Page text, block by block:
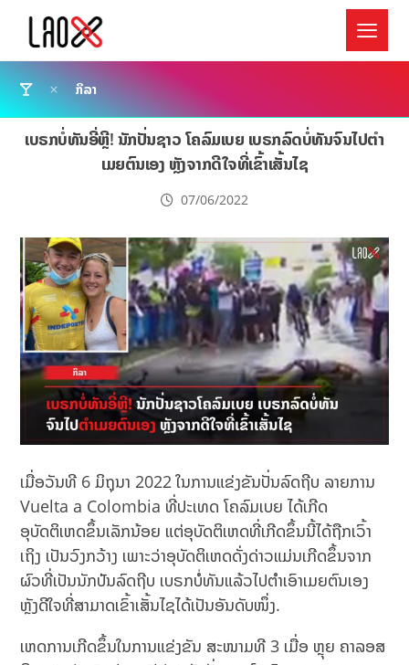
ກິລາ
ເບຣກບໍ່ທັນອີ່ຫຼີ! ນັກປັ່ນຊາວ ໂຄລົມເບຍ ເບຣກລົດບໍ່ທັນຈົນໄປຕຳ
ເມຍຕົນເອງ ຫຼັງຈາກດີໃຈທີ່ເຂົ້າເສັ້ນໄຊ
07/06/2022
ເມື່ອວັນທີ 6 ມິຖຸນາ 2022 ໃນການແຂ່ງຂັນປັ່ນລົດຖີບ ລາຍການ
Vuelta a Colombia ທີ່ປະເທດ ໂຄລົມເບຍ ໄດ້ເກີດ
ອຸບັດຕິເຫດຂຶ້ນເລັກນ້ອຍ ແຕ່ອຸບັດຕິເຫດທີ່ເກີດຂຶ້ນນີ້ໄດ້ຖືກເວົ້າ
ເຖິງ ເປັນວົງກວ້າງ ເພາະວ່າອຸບັດຕິເຫດດັ່ງດ່າວແມ່ນເກີດຂຶ້ນຈາກ
ຜົວທີ່ເປັນນັກປ່ັນລົດຖີບ ເບຣກບໍ່ທັນແລ້ວໄປຕຳເອົາເມຍຕົນເອງ
ຫຼັງດີໃຈທີ່ສາມາດເຂົ້າເສັ້ນໄຊໄດ້ເປັນອັນດັບໜຶ່ງ.
ເຫດການເກີດຂຶ້ນໃນການແຂ່ງຂັນ ສະໜາມທີ 3 ເມື່ອ ຫຼຸຍ ຄາລອສ